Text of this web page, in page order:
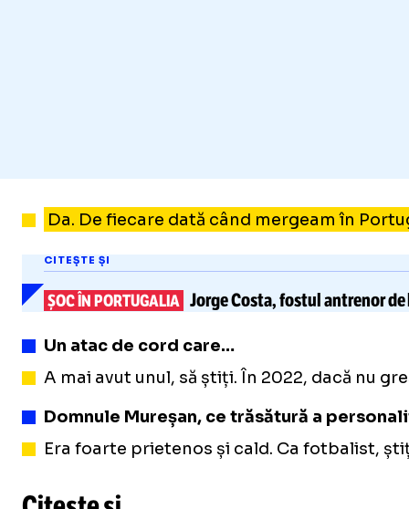
Da. De fiecare dată când mergeam în
CITEȘTE ȘI
ȘOC ÎN PORTUGALIA Jorge Costa,fostul antrenor de
Un atac de cord care…
A mai avut unul, să știți. În 2022, dacă nu
Domnule Mureșan, ce trăsătură a
Era foarte prietenos și cald. Ca fotbalist,